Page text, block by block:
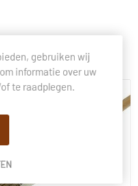
kochten ook.
gebruiken wij
informatie over uw
te raadplegen.